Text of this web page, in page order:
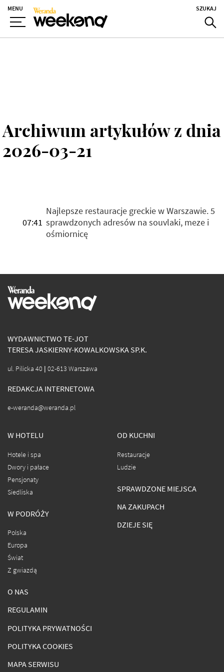
MENU SZUKAJ
Archiwum artykułów z dnia
2026-03-21
07:41
Najlepsze restauracje greckie w Warszawie. 5
sprawdzonych adresów na souvlaki, meze i
ośmiornicę
WYDAWNICTWO TE-JOT
TERESA JASKIERNY-KOWALKOWSKA SP.K.
ul. Pilicka 40 | 02-613 Warszawa
REDAKCJA INTERNETOWA
e-weranda@weranda.pl
W HOTELU
Hotele i spa
Dwory i pałace
Pensjonaty
Siedliska
W PODRÓŻY
Polska
Europa
Świat
Z gwiazdą
OD KUCHNI
Restauracje
Ludzie
SPRAWDZONE MIEJSCA
NA ZAKUPACH
DZIEJE SIĘ
O NAS
REGULAMIN
POLITYKA PRYWATNOŚCI
POLITYKA COOKIES
MAPA SERWISU